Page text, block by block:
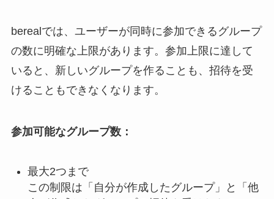
berealでは、ユーザーが同時に参加できるグループ
の数に明確な上限があります。参加上限に達して
いると、新しいグループを作ることも、招待を受
けることもできなくなります。
参加可能なグループ数：
最大2つまで
この制限は「自分が作成したグループ」と「他